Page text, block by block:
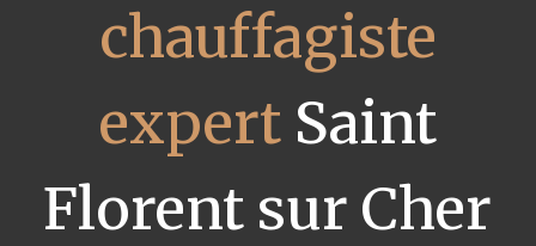
chauffagiste
expertSaint
Florent sur Cher